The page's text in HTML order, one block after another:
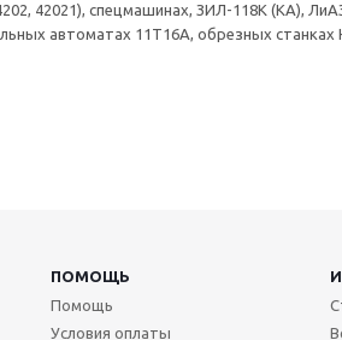
42021), спецмашинах, ЗИЛ-118К (КА),
автоматах 11Т16А, обрезных
ПОМОЩЬ
Помощь
Условия оплаты